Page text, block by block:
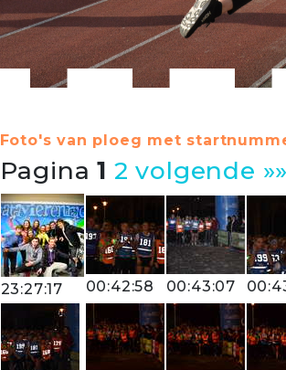
Foto's van ploeg met
Pagina1 2 volgende
23:27:17 00:42:58 00:43:07